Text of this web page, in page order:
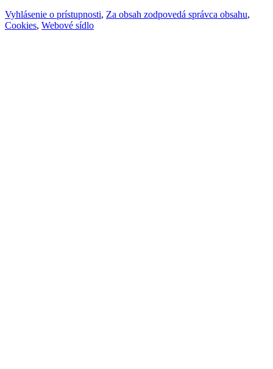
Vyhlásenie o prístupnosti, Za obsah zodpovedá správca obsahu,
Cookies, Webové sídlo